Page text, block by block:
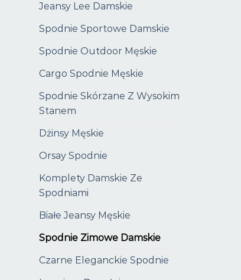
Jeansy Lee Damskie
Spodnie Sportowe Damskie
Spodnie Outdoor Męskie
Cargo Spodnie Męskie
Spodnie Skórzane Z Wysokim
Stanem
Dżinsy Męskie
Orsay Spodnie
Komplety Damskie Ze
Spodniami
Białe Jeansy Męskie
Spodnie Zimowe Damskie
Czarne Eleganckie Spodnie